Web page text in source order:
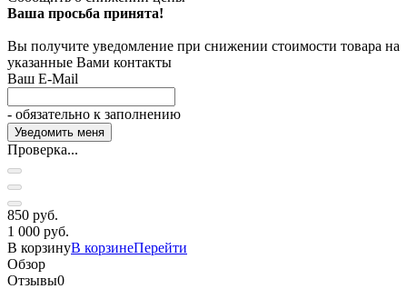
Ваша просьба принята!
Вы получите уведомление при снижении стоимости товара на
указанные Вами контакты
Ваш E-Mail
- обязательно к заполнению
Проверка...
850 руб.
1 000 руб.
В корзинуВ корзинеПерейти
Обзор
Отзывы0